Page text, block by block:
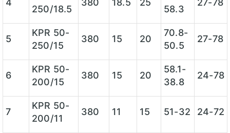
4
250/18.5
380 18.5 25
58.3
27-78
5
KPR 50-
250/15
380 15 20
70.8-
50.5
27-78
6
KPR 50-
200/15
380 15 20
58.1-
38.8
24-78
7
KPR 50-
200/11
380 11 15 51-32 24-72